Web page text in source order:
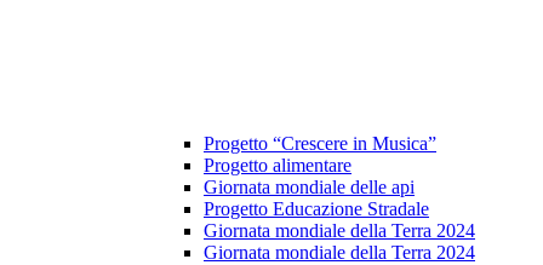
Progetto “Crescere in Musica”
Progetto alimentare
Giornata mondiale delle api
Progetto Educazione Stradale
Giornata mondiale della Terra 2024
Giornata mondiale della Terra 2024